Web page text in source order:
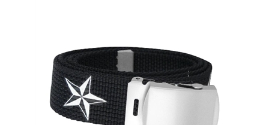
Plus Size
Store Leipzig
Accessoires